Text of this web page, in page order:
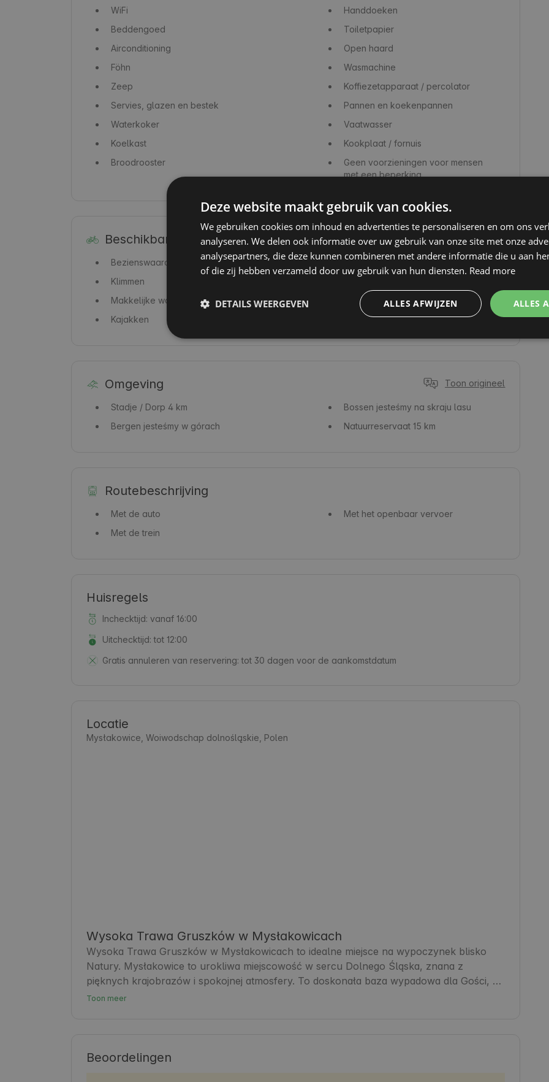
WiFi
Handdoeken
Beddengoed
Toiletpapier
Airconditioning
Open haard
Föhn
Wasmachine
Zeep
Koffiezetapparaat / percolator
Servies, glazen en bestek
Pannen en koekenpannen
Waterkoker
Vaatwasser
Koelkast
Kookplaat / fornuis
Broodrooster
Geen voorzieningen voor mensen
met een beperking
Beschikbare activiteiten
Bezienswaardigheden
Zwemmen
Klimmen
Makkelijke wandelroutes
Bergtrektochten
Kajakken
Paardrijden
Omgeving Toon origineel
Stadje / Dorp 4 km Bossen jesteśmy na skraju lasu
Bergen jesteśmy w górach Natuurreservaat15 km
Routebeschrijving
Met de auto
Met het openbaar vervoer
Met de trein
Huisregels
Inchecktijd: vanaf 16:00
Uitchecktijd: tot 12:00
Gratis annuleren van reservering: tot 30 dagen voor de aankomstdatum
Locatie
Mysłakowice, Woiwodschap dolnośląskie, Polen
Wysoka Trawa Gruszków w Mysłakowicach
Wysoka Trawa Gruszków w Mysłakowicach to idealne miejsce na wypoczynek blisko
Natury. Mysłakowice to urokliwa miejscowość w sercu Dolnego Śląska, znana z
pięknych krajobrazów i spokojnej atmosfery. To doskonała baza wypadowa dla Gości,
którzy chcą odkrywać okoliczne atrakcje i cieszyć się aktywnym wypoczynkiem. W
Toon meer
Beoordelingen
Deze website maakt gebruik van cookies.
We gebruiken cookies om inhoud en advertenties te personaliseren en om ons
analyseren. We delen ook informatie over uw gebruik van onze site met onze
analysepartners, die deze kunnen combineren met andere informatie die u aan
of die zij hebben verzameld door uw gebruik van hun diensten. Read more
ALLES
ALLES AFWIJZEN
DETAILS WEERGEVEN